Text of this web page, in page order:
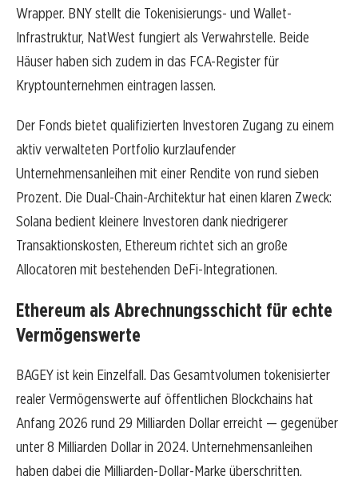
Wrapper. BNY stellt die Tokenisierungs- und Wallet-
Infrastruktur, NatWest fungiert als Verwahrstelle. Beide
Häuser haben sich zudem in das FCA-Register für
Kryptounternehmen eintragen lassen.
Der Fonds bietet qualifizierten Investoren Zugang zu einem
aktiv verwalteten Portfolio kurzlaufender
Unternehmensanleihen mit einer Rendite von rund sieben
Prozent. Die Dual-Chain-Architektur hat einen klaren Zweck:
Solana bedient kleinere Investoren dank niedrigerer
Transaktionskosten, Ethereum richtet sich an große
Allocatoren mit bestehenden DeFi-Integrationen.
Ethereum als Abrechnungsschicht für echte
Vermögenswerte
BAGEY ist kein Einzelfall. Das Gesamtvolumen tokenisierter
realer Vermögenswerte auf öffentlichen Blockchains hat
Anfang 2026 rund 29 Milliarden Dollar erreicht — gegenüber
unter 8 Milliarden Dollar in 2024. Unternehmensanleihen
haben dabei die Milliarden-Dollar-Marke überschritten.